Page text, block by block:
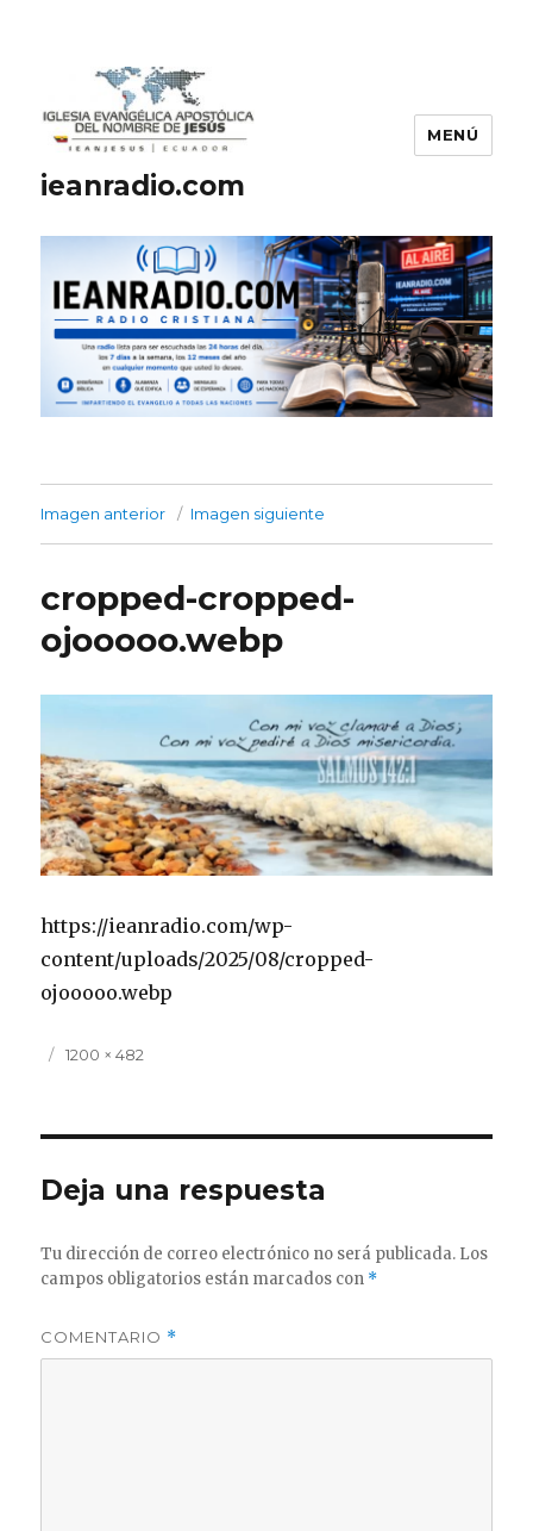
ieanradio.com
MENÚ
Imagen anterior Imagen siguiente
cropped-cropped-
ojooooo.webp
https://ieanradio.com/wp-
content/uploads/2025/08/cropped-
ojooooo.webp
Publicado
Tamaño
1200 × 482
Deja una respuesta
Tu dirección de correo electrónico no será publicada. Los
campos obligatorios están marcados con *
COMENTARIO *